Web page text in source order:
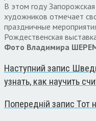
В этом году
художников отмечает
праздничные
Рождественская
Фото Владимира
Наступний запис
узнать, как научить
Попередній запис Тот